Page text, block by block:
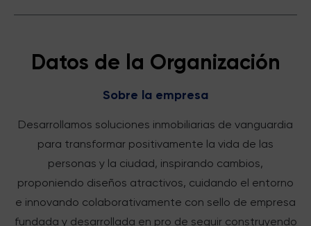
Datos de la Organización
Sobre la empresa
Desarrollamos soluciones inmobiliarias de vanguardia
para transformar positivamente la vida de las
personas y la ciudad, inspirando cambios,
proponiendo diseños atractivos, cuidando el entorno
e innovando colaborativamente con sello de empresa
fundada y desarrollada en pro de seguir construyendo